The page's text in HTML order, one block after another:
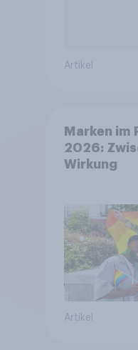
Artikel
Marken im
2026:
Wirkung
Artikel